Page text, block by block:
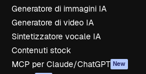
Generatore di immagini IA
Generatore di video IA
Sintetizzatore vocale IA
Contenuti stock
MCP per Claude/ChatGPT New